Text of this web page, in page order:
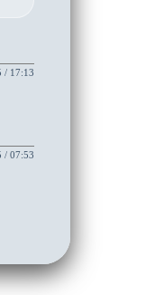
/ 17:13
/ 07:53